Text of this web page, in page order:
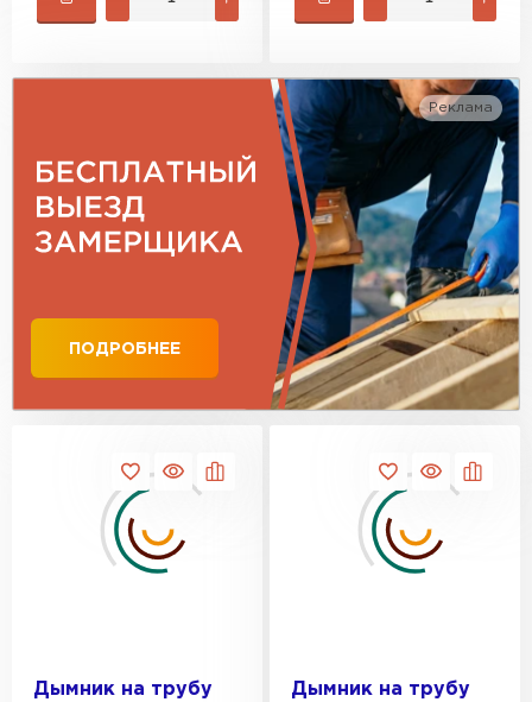
Реклама
ПОДРОБНЕЕ
Дымник на трубу
Дымник на трубу
Гибкая черепица